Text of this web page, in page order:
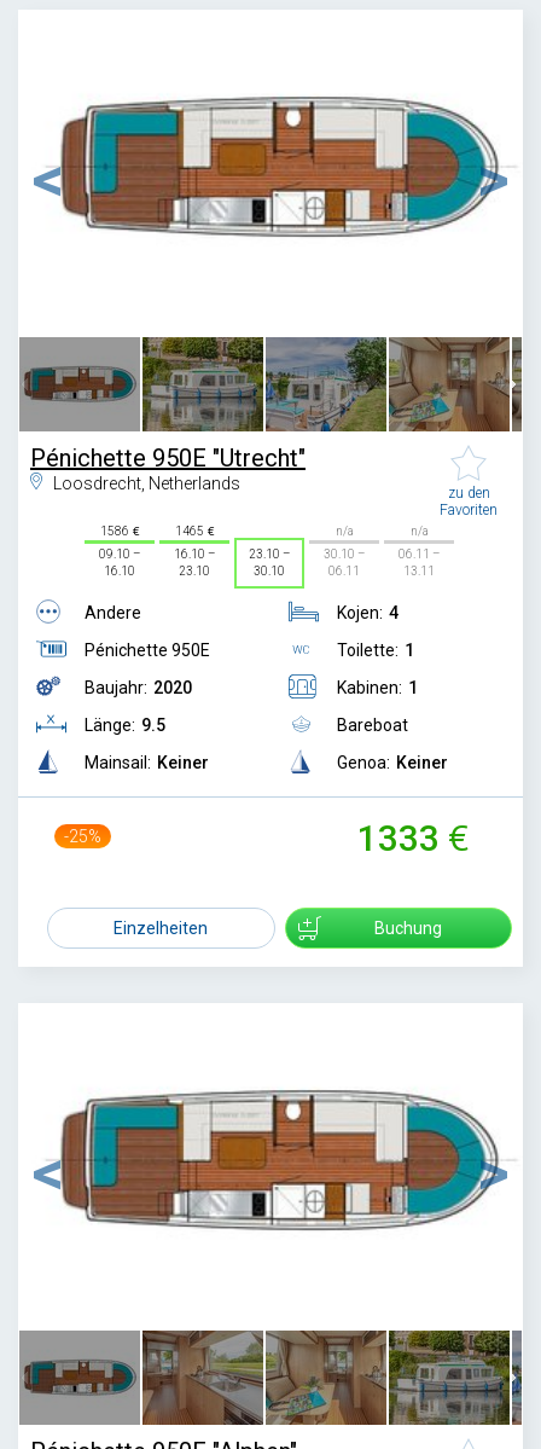
Pénichette 950E "Utrecht"
Loosdrecht, Netherlands
zu den
Favoriten
1586
09.10 –
16.10
1465
16.10 –
23.10
23.10 –
30.10
n/a
30.10 –
06.11
n/a
06.11 –
13.11
Andere
Pénichette 950E
Baujahr: 2020
Länge: 9.5
Mainsail: Keiner
Kojen: 4
Toilette: 1
Kabinen: 1
Bareboat
Genoa: Keiner
-25% 1333
Einzelheiten Buchung